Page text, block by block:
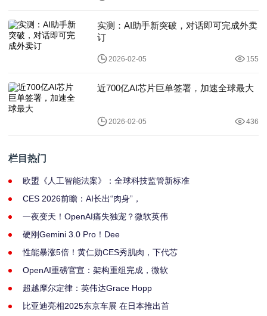
实测：AI助手新突破，对话即可完成外卖
订
2026-02-05 155
近700亿AI芯片巨单签署，加速全球最大
2026-02-05 436
栏目热门
欧盟《人工智能法案》：全球科技监管新标准
CES 2026前瞻：AI长出“肉身”，
一夜变天！OpenAI痛失独宠？微软英伟
硬刚Gemini 3.0 Pro！Dee
性能暴涨5倍！黄仁勋CES秀肌肉，下代芯
OpenAI重磅官宣：架构重组完成，微软
超越摩尔定律：英伟达Grace Hopp
比亚迪亮相2025东京车展 在日本推出首